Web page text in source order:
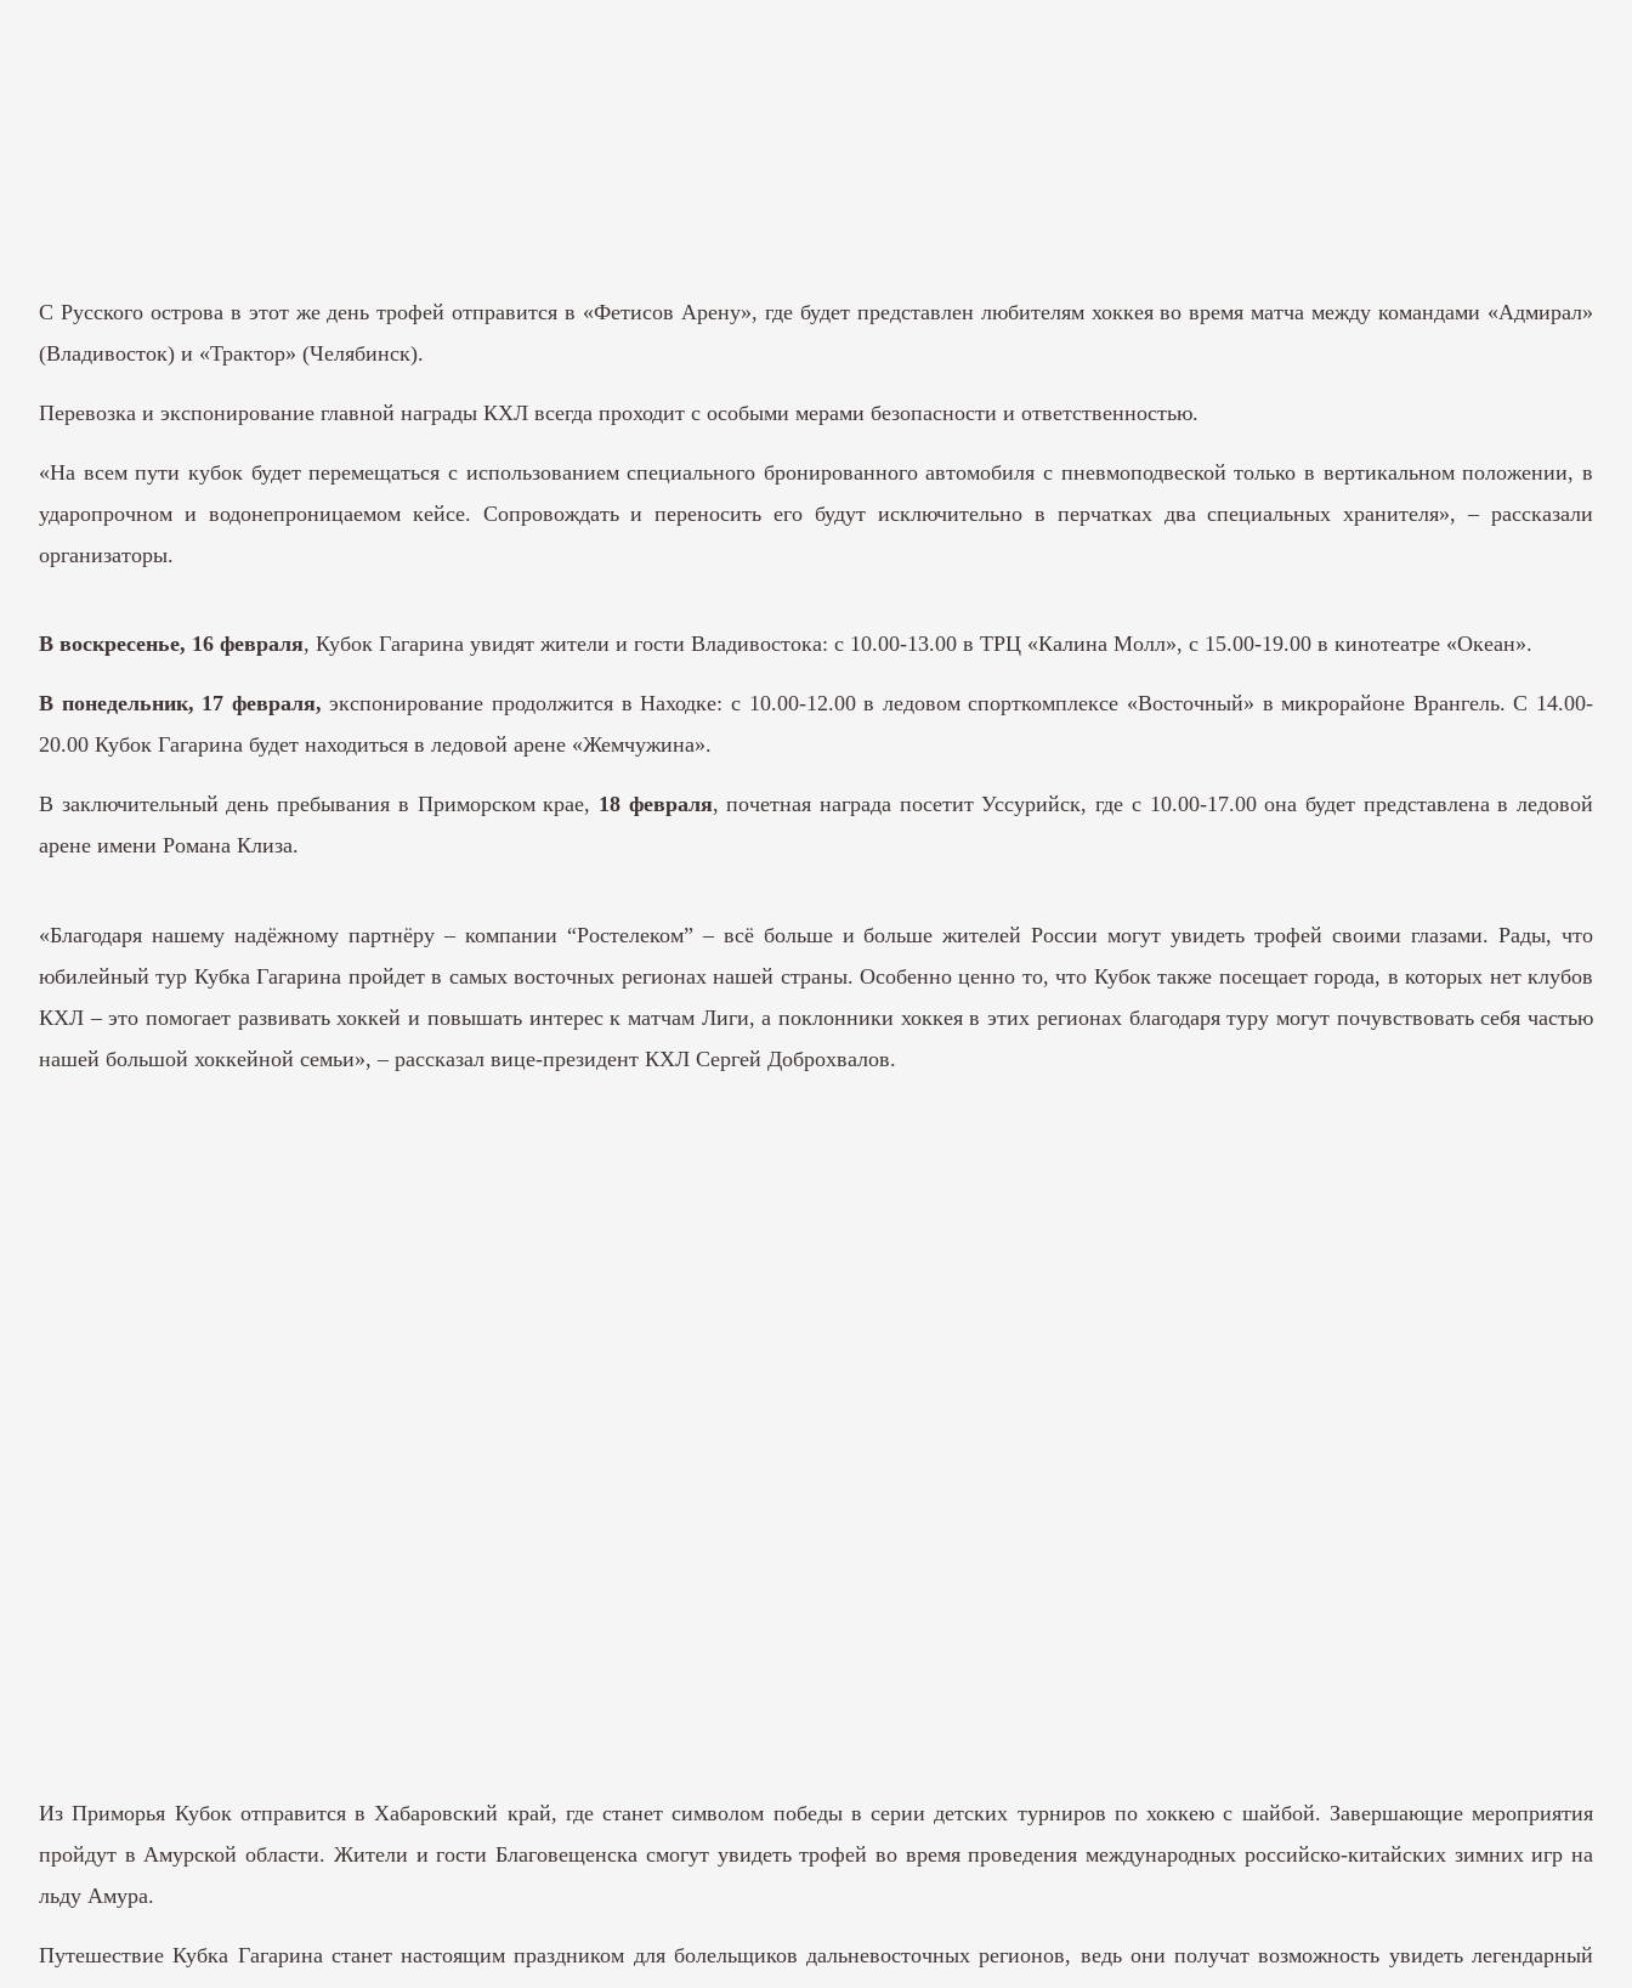
С Русского острова в этот же день трофей отправится в «Фетисов Арену», где будет представлен любителям хоккея во время матча между командами «Адмирал»
(Владивосток) и «Трактор» (Челябинск).
Перевозка и экспонирование главной награды КХЛ всегда проходит с особыми мерами безопасности и ответственностью.
«На всем пути кубок будет перемещаться с использованием специального бронированного автомобиля с пневмоподвеской только в вертикальном положении, в
ударопрочном и водонепроницаемом кейсе. Сопровождать и переносить его будут исключительно в перчатках два специальных хранителя», – рассказали
организаторы.
В воскресенье, 16 февраля, Кубок Гагарина увидят жители и гости Владивостока: с 10.00-13.00 в ТРЦ «Калина Молл», с 15.00-19.00 в кинотеатре «Океан».
В понедельник, 17 февраля, экспонирование продолжится в Находке: с 10.00-12.00 в ледовом спорткомплексе «Восточный» в микрорайоне Врангель. С 14.00-
20.00 Кубок Гагарина будет находиться в ледовой арене «Жемчужина».
В заключительный день пребывания в Приморском крае, 18 февраля, почетная награда посетит Уссурийск, где с 10.00-17.00 она будет представлена в ледовой
арене имени Романа Клиза.
«Благодаря нашему надёжному партнёру – компании “Ростелеком” – всё больше и больше жителей России могут увидеть трофей своими глазами. Рады, что
юбилейный тур Кубка Гагарина пройдет в самых восточных регионах нашей страны. Особенно ценно то, что Кубок также посещает города, в которых нет клубов
КХЛ – это помогает развивать хоккей и повышать интерес к матчам Лиги, а поклонники хоккея в этих регионах благодаря туру могут почувствовать себя частью
нашей большой хоккейной семьи», – рассказал вице-президент КХЛ Сергей Доброхвалов.
Из Приморья Кубок отправится в Хабаровский край, где станет символом победы в серии детских турниров по хоккею с шайбой. Завершающие мероприятия
пройдут в Амурской области. Жители и гости Благовещенска смогут увидеть трофей во время проведения международных российско-китайских зимних игр на
льду Амура.
Путешествие Кубка Гагарина станет настоящим праздником для болельщиков дальневосточных регионов, ведь они получат возможность увидеть легендарный